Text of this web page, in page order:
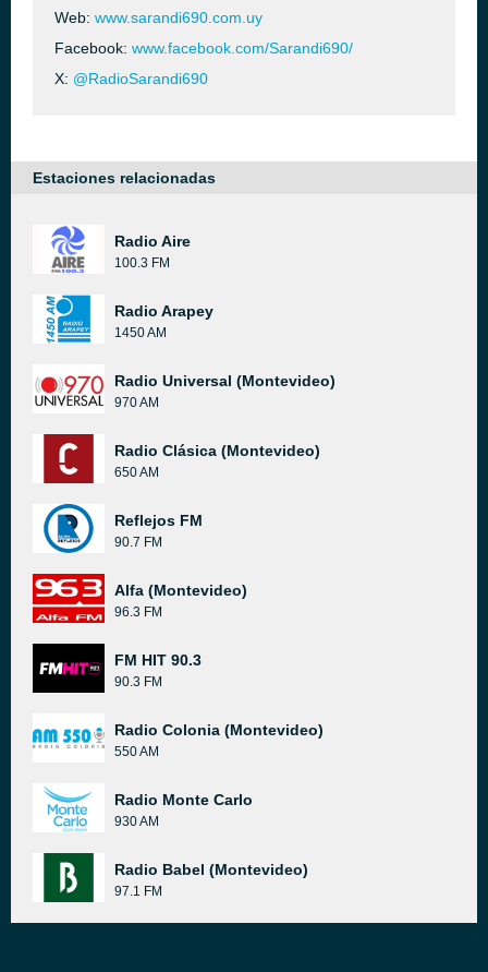
Web: www.sarandi690.com.uy
Facebook: www.facebook.com/Sarandi690/
X: @RadioSarandi690
Estaciones relacionadas
Radio Aire
100.3 FM
Radio Arapey
1450 AM
Radio Universal (Montevideo)
970 AM
Radio Clásica (Montevideo)
650 AM
Reflejos FM
90.7 FM
Alfa (Montevideo)
96.3 FM
FM HIT 90.3
90.3 FM
Radio Colonia (Montevideo)
550 AM
Radio Monte Carlo
930 AM
Radio Babel (Montevideo)
97.1 FM